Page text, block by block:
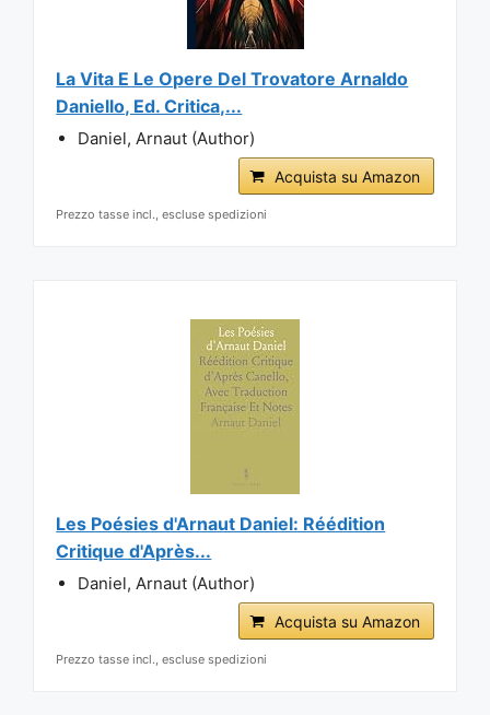
La Vita E Le Opere Del Trovatore Arnaldo
Daniello, Ed. Critica,...
Daniel, Arnaut (Author)
Acquista su Amazon
Prezzo tasse incl., escluse spedizioni
Les Poésies d'Arnaut Daniel: Réédition
Critique d'Après...
Daniel, Arnaut (Author)
Acquista su Amazon
Prezzo tasse incl., escluse spedizioni